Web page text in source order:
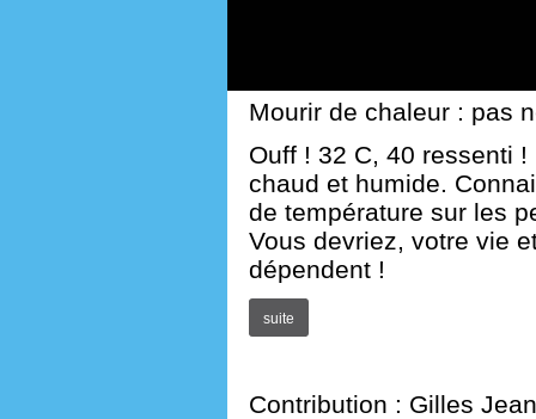
Mourir de chaleur : pas
Ouff ! 32 C, 40 ressenti
chaud et humide.
de température sur les
Vous devriez, votre vie
dépendent !
suite
Contribution : Gilles Jean